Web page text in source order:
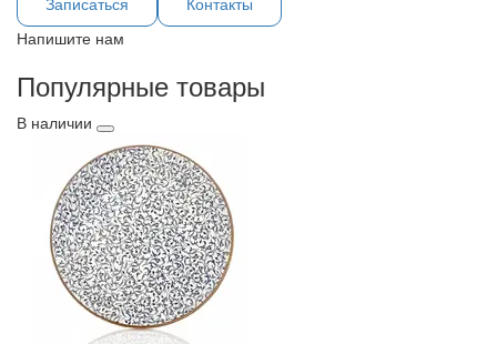
Напишите нам
Популярные товары
В наличии